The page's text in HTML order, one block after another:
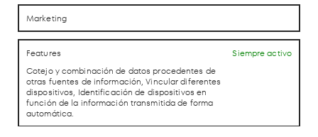
Marketing
Features
Siempre activo
Cotejo y combinación de datos procedentes de
otras fuentes de información, Vincular diferentes
dispositivos, Identificación de dispositivos en
función de la información transmitida de forma
automática.
CONTACTO
CONTACTO
LAB theCLUB